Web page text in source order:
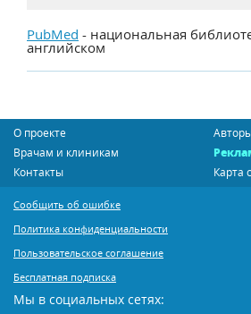
PubMed - национальная
английском
О проекте
Врачам и клиникам
Контакты
Карта
Сообщить об ошибке
Политика конфиденциальности
Пользовательское соглашение
Бесплатная подписка
Мы в социальных сетях: